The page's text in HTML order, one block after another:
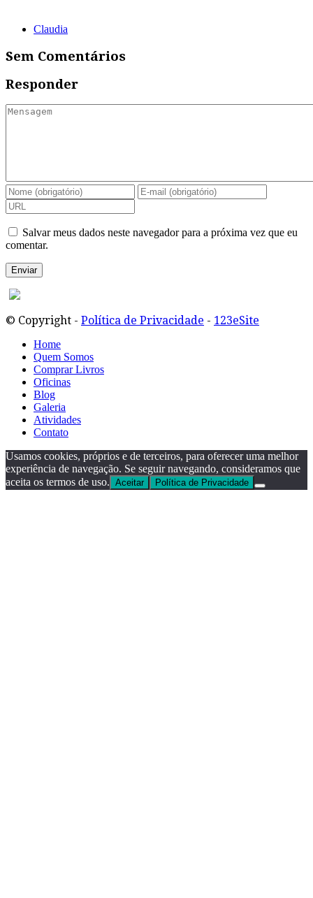
Claudia
Sem Comentários
Responder
Salvar meus dados neste navegador para a próxima vez que eu
comentar.
© Copyright - Política de Privacidade - 123eSite
Home
Quem Somos
Comprar Livros
Oficinas
Blog
Galeria
Atividades
Contato
Usamos cookies, próprios e de terceiros, para oferecer uma melhor
experiência de navegação. Se seguir navegando, consideramos que
aceita os termos de uso. Aceitar Política de Privacidade